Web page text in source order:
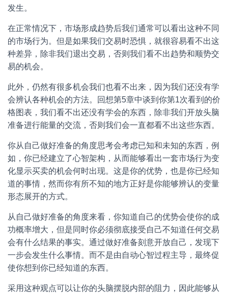
发生。
在正常情况下，市场形成趋势后我们通常可以看出这种不同
的市场行为。但是如果我们交易时恐惧，就很容易看不出这
种差异，除非我们退出交易，否则我们看不出趋势和顺势交
易的机会。
此外，仍然有很多机会我们也看不出来，因为我们还没有学
会辨认各种机会的方法。回想第5章中谈到你第1次看到的价
格图表，我们看不出还没有学会的东西，除非我们开放头脑
准备进行能量的交流，否则我们会一直都看不出这些东西。
你从自己做好准备的角度思考会考虑已知和未知的东西，例
如，你已经建立了心智架构，从而能够看出一套市场行为变
化显示买卖的机会何时出现。这是你的优势，也是你已经知
道的事情，然而你有所不知的地方正好是你能够辨认的变量
形态展开的方式。
从自己做好准备的角度来看，你知道自己的优势会使你的成
功概率增大，但是同时你必须彻底接受自己不知道任何交易
会有什么结果的事实。通过做好准备刻意开放自己，发现下
一步会发生什么事情。而不是由自动心智过程主导，最终促
使你想到你已经知道的东西。
采用这种观点可以让你的头脑摆脱内部的阻力，因此能够从